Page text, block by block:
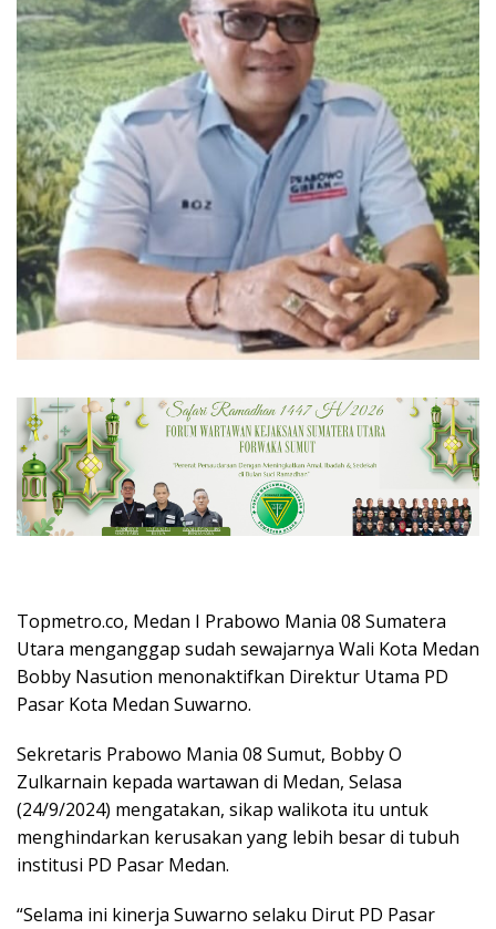
Topmetro.co, Medan I Prabowo Mania 08 Sumatera
Utara menganggap sudah sewajarnya Wali Kota Medan
Bobby Nasution menonaktifkan Direktur Utama PD
Pasar Kota Medan Suwarno.
Sekretaris Prabowo Mania 08 Sumut, Bobby O
Zulkarnain kepada wartawan di Medan, Selasa
(24/9/2024) mengatakan, sikap walikota itu untuk
menghindarkan kerusakan yang lebih besar di tubuh
institusi PD Pasar Medan.
“Selama ini kinerja Suwarno selaku Dirut PD Pasar